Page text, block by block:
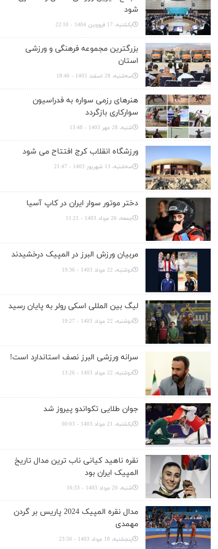
شود
یکشنبه، 17 فروردین 1404 - 22:10
بزرگترین مجموعه فرهنگی و ورزشی
استان
سه‌شنبه، 28 اسفند 1403 - 18:46
هنرهای رزمی سواره به فدراسیون
سوارکاری بازگردد
شنبه، 28 مهر 1403 - 13:48
ورزشگاه انقلاب کرج افتتاح می شود
سه‌شنبه، 13 شهریور 1403 - 21:47
دختر موتور سوار ایران در کاپ آسیا
جمعه، 26 مرداد 1403 - 11:21
مربیان ورزش البرز در المپیک درخشیدند
دوشنبه، 22 مرداد 1403 - 19:36
لیگ بین المللی اسکی رولر به پایان رسید
دوشنبه، 22 مرداد 1403 - 19:27
سرانه ورزشی البرز نصف استاندارد است!
دوشنبه، 22 مرداد 1403 - 13:26
جوان طلایی تکواندو پیروز شد
یکشنبه، 21 مرداد 1403 - 00:03
نقره ناهید کیانی ناب ترین مدال تاریخ
المپیک ایران بود
شنبه، 20 مرداد 1403 - 16:33
مدال نقره المپیک 2024 پاریس بر گردن
مهمدی
پنجشنبه، 18 مرداد 1403 - 23:50